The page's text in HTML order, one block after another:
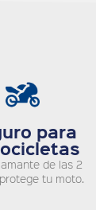
para
de las 2
tu moto.